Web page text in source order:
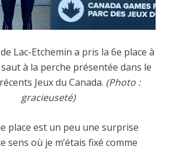
Lac-Etchemin a pris la 6e place à
saut à la perche présentée dans le
Jeux du Canada. (Photo :
gracieuseté)
place est un peu une surprise
sens où je m’étais fixé comme